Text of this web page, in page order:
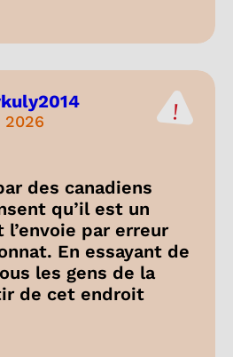
2026
des canadiens
qu’il est un
par erreur
En essayant de
les gens de la
de cet endroit